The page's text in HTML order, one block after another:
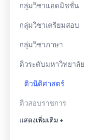
กลุ่มวิชาแอดมิชชั่น
กลุ่มวิชาเตรียมสอบ
กลุ่มวิชาภาษา
ติวระดับมหาวิทยาลัย
ติวนิติศาสตร์
ติวสอบราชการ
ติวสอบทนายความ
แสดงเพิ่มเติม +